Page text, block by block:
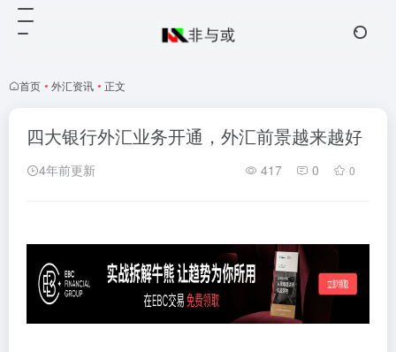
首页 • 外汇资讯 • 正文
四大银行外汇业务开通，外汇前景越来越好
4年前更新 417 0 0